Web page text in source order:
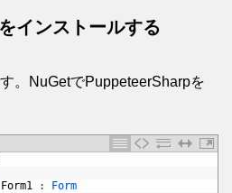
インストールする
。NuGetでPuppeteerSharpを
Form1 :
Form